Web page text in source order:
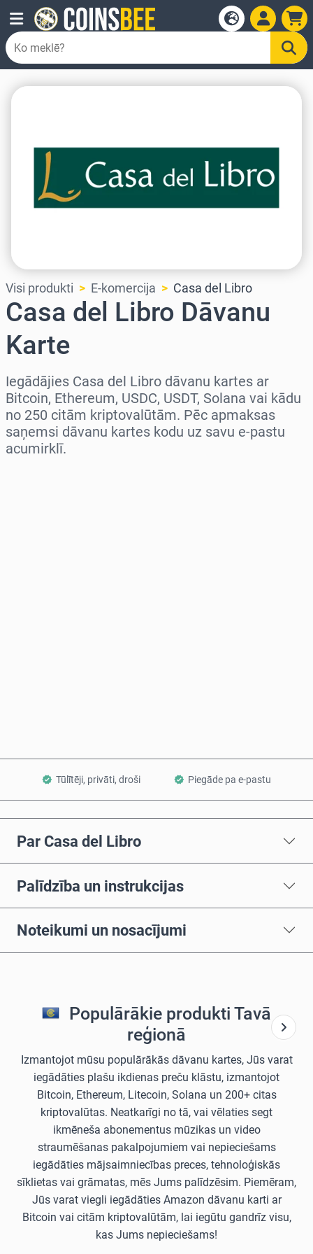
Visi produkti E-komercija Casa del Libro
Casa del Libro Dāvanu
Karte
Iegādājies Casa del Libro dāvanu kartes ar
Bitcoin, Ethereum, USDC, USDT, Solana vai kādu
no 250 citām kriptovalūtām. Pēc apmaksas
saņemsi dāvanu kartes kodu uz savu e-pastu
acumirklī.
Tūlītēji, privāti, droši Piegāde pa e-pastu
Par Casa del Libro
Palīdzība un instrukcijas
Noteikumi un nosacījumi
Populārākie produkti Tavā
reģionā
Izmantojot mūsu populārākās dāvanu kartes, Jūs varat
iegādāties plašu ikdienas preču klāstu, izmantojot
Bitcoin, Ethereum, Litecoin, Solana un 200+ citas
kriptovalūtas. Neatkarīgi no tā, vai vēlaties segt
ikmēneša abonementus mūzikas un video
straumēšanas pakalpojumiem vai nepieciešams
iegādāties mājsaimniecības preces, tehnoloģiskās
sīklietas vai grāmatas, mēs Jums palīdzēsim. Piemēram,
Jūs varat viegli iegādāties Amazon dāvanu karti ar
Bitcoin vai citām kriptovalūtām, lai iegūtu gandrīz visu,
kas Jums nepieciešams!